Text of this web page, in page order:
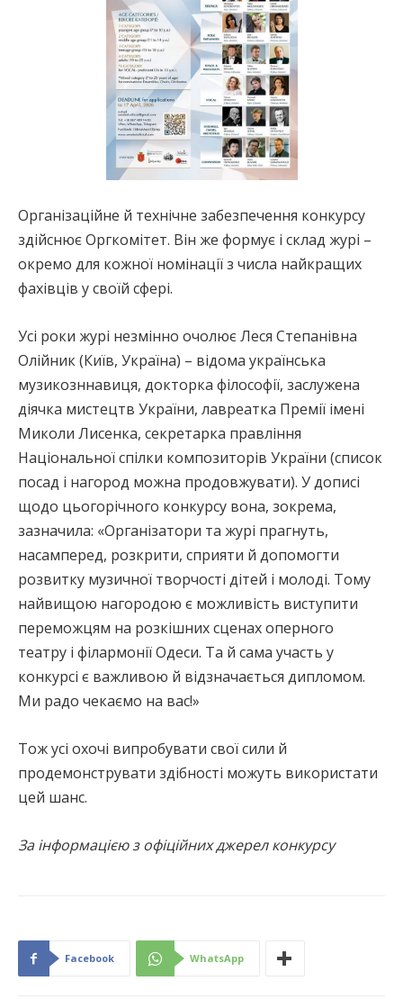
Організаційне й технічне забезпечення конкурсу
здійснює Оргкомітет. Він же формує і склад журі –
окремо для кожної номінації з числа найкращих
фахівців у своїй сфері.
Усі роки журі незмінно очолює Леся Степанівна
Олійник (Київ, Україна) – відома українська
музикозннавиця, докторка філософії, заслужена
діячка мистецтв України, лавреатка Премії імені
Миколи Лисенка, секретарка правління
Національної спілки композиторів України (список
посад і нагород можна продовжувати). У дописі
щодо цьогорічного конкурсу вона, зокрема,
зазначила: «Організатори та журі прагнуть,
насамперед, розкрити, сприяти й допомогти
розвитку музичної творчості дітей і молоді. Тому
найвищою нагородою є можливість виступити
переможцям на розкішних сценах оперного
театру і філармонії Одеси. Та й сама участь у
конкурсі є важливою й відзначається дипломом.
Ми радо чекаємо на вас!»
Тож усі охочі випробувати свої сили й
продемонструвати здібності можуть використати
цей шанс.
За інформацією з офіційних джерел конкурсу
Facebook WhatsApp